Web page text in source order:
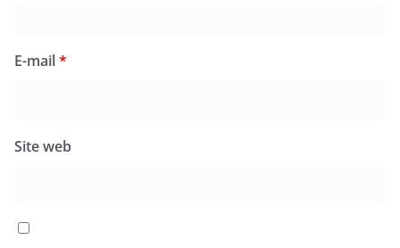
E-mail*
Site web